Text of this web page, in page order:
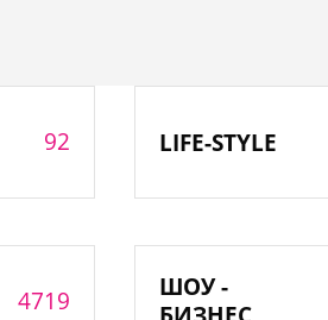
92 LIFE-STYLE
4719
ШОУ -